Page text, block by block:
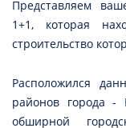
Представляем
1+1, которая
строительство
Расположился
районов города -
обширной